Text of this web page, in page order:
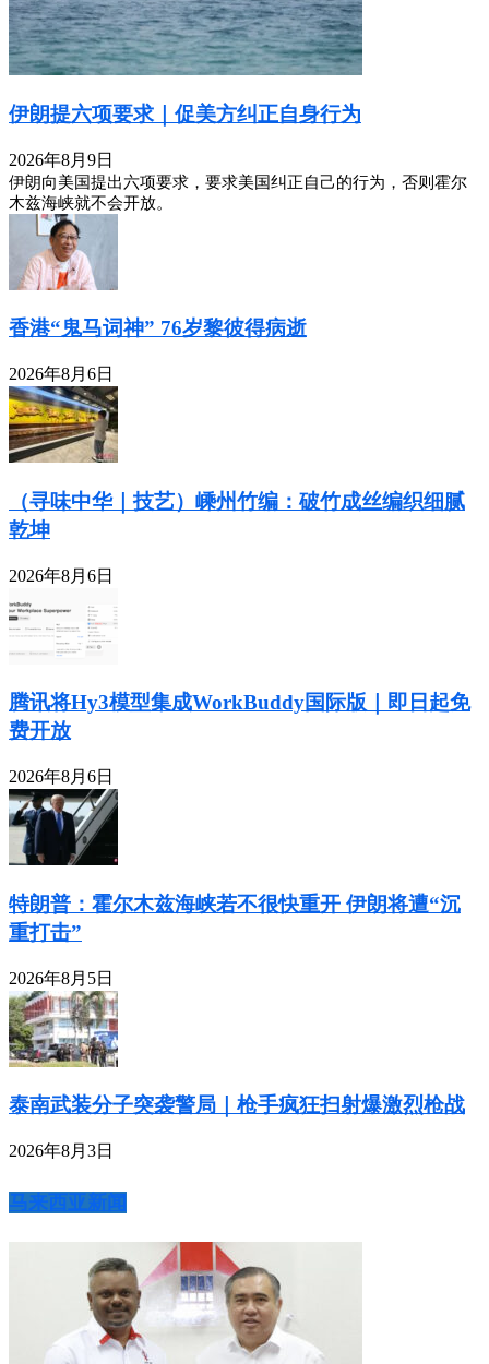
伊朗提六项要求｜促美方纠正自身行为
2026年8月9日
伊朗向美国提出六项要求，要求美国纠正自己的行为，否则霍尔
木兹海峡就不会开放。
香港“鬼马词神” 76岁黎彼得病逝
2026年8月6日
（寻味中华｜技艺）嵊州竹编：破竹成丝编织细腻
乾坤
2026年8月6日
腾讯将Hy3模型集成WorkBuddy国际版｜即日起免
费开放
2026年8月6日
特朗普：霍尔木兹海峡若不很快重开 伊朗将遭“沉
重打击”
2026年8月5日
泰南武装分子突袭警局｜枪手疯狂扫射爆激烈枪战
2026年8月3日
马来西亚新闻